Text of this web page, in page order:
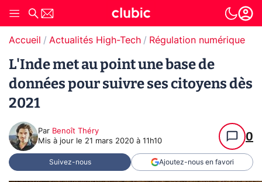
Accueil Actualités High-Tech Régulation numérique
L'Inde met au point une base de
données pour suivre ses citoyens dès
2021
Par Benoît Théry
Mis à jour le 21 mars 2020 à 11h10 0
Suivez-nous Ajoutez-nous en favori